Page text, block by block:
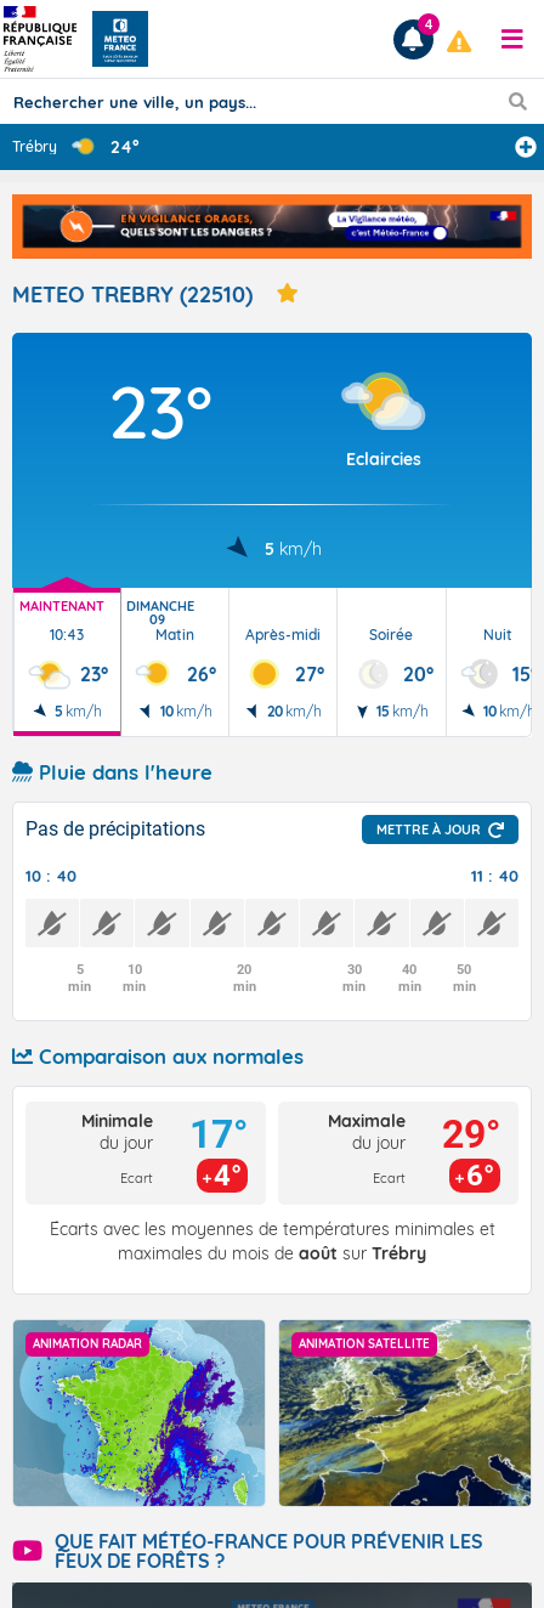
Prévisions
TOUS LES RÉSULTATS
Articles
4
Trébry 24°
METEO TREBRY (22510)
23°
Eclaircies
5 km/h
MAINTENANT
10:43
23°
5 km/h
DIMANCHE
09
Matin
26°
10 km/h
Après-midi
27°
20 km/h
Soirée
20°
15 km/h
Nuit
15°
10 km/h
Pluie dans l'heure
Pas de précipitations METTRE À JOUR
10 : 40 11 : 40
5
min
10
min
20
min
30
min
40
min
50
min
Comparaison aux normales
Minimale
du jour
Ecart
17°
4°
Maximale
du jour
Ecart
29°
6°
Écarts avec les moyennes de températures minimales et
maximales du mois de août sur Trébry
ANIMATION RADAR ANIMATION SATELLITE
QUE FAIT MÉTÉO-FRANCE POUR PRÉVENIR LES
FEUX DE FORÊTS ?